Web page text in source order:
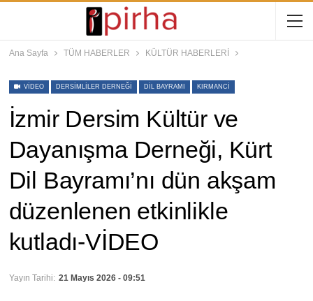
Ana Sayfa TÜM HABERLER KÜLTÜR HABERLERİ
VIDEO DERSIMLILER DERNEĞI DIL BAYRAMI KIRMANCI
İzmir Dersim Kültür ve
Dayanışma Derneği, Kürt
Dil Bayramı’nı dün akşam
düzenlenen etkinlikle
kutladı-VİDEO
Yayın Tarihi: 21 Mayıs 2026 - 09:51